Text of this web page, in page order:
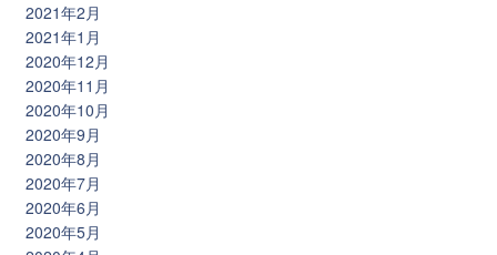
2021年2月
2021年1月
2020年12月
2020年11月
2020年10月
2020年9月
2020年8月
2020年7月
2020年6月
2020年5月